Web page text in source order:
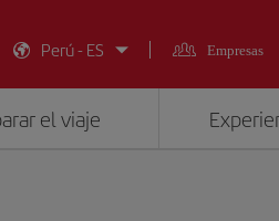
Perú - ES
Empresas
el viaje